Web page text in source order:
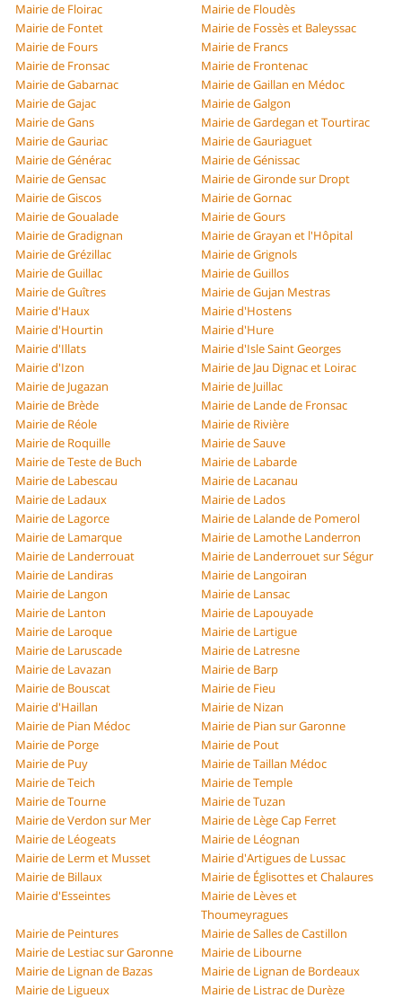
Mairie de Floirac
Mairie de Floudès
Mairie de Fontet
Mairie de Fossès et Baleyssac
Mairie de Fours
Mairie de Francs
Mairie de Fronsac
Mairie de Frontenac
Mairie de Gabarnac
Mairie de Gaillan en Médoc
Mairie de Gajac
Mairie de Galgon
Mairie de Gans
Mairie de Gardegan et Tourtirac
Mairie de Gauriac
Mairie de Gauriaguet
Mairie de Générac
Mairie de Génissac
Mairie de Gensac
Mairie de Gironde sur Dropt
Mairie de Giscos
Mairie de Gornac
Mairie de Goualade
Mairie de Gours
Mairie de Gradignan
Mairie de Grayan et l'Hôpital
Mairie de Grézillac
Mairie de Grignols
Mairie de Guillac
Mairie de Guillos
Mairie de Guîtres
Mairie de Gujan Mestras
Mairie d'Haux
Mairie d'Hostens
Mairie d'Hourtin
Mairie d'Hure
Mairie d'Illats
Mairie d'Isle Saint Georges
Mairie d'Izon
Mairie de Jau Dignac et Loirac
Mairie de Jugazan
Mairie de Juillac
Mairie de Brède
Mairie de Lande de Fronsac
Mairie de Réole
Mairie de Rivière
Mairie de Roquille
Mairie de Sauve
Mairie de Teste de Buch
Mairie de Labarde
Mairie de Labescau
Mairie de Lacanau
Mairie de Ladaux
Mairie de Lados
Mairie de Lagorce
Mairie de Lalande de Pomerol
Mairie de Lamarque
Mairie de Lamothe Landerron
Mairie de Landerrouat
Mairie de Landerrouet sur Ségur
Mairie de Landiras
Mairie de Langoiran
Mairie de Langon
Mairie de Lansac
Mairie de Lanton
Mairie de Lapouyade
Mairie de Laroque
Mairie de Lartigue
Mairie de Laruscade
Mairie de Latresne
Mairie de Lavazan
Mairie de Barp
Mairie de Bouscat
Mairie de Fieu
Mairie d'Haillan
Mairie de Nizan
Mairie de Pian Médoc
Mairie de Pian sur Garonne
Mairie de Porge
Mairie de Pout
Mairie de Puy
Mairie de Taillan Médoc
Mairie de Teich
Mairie de Temple
Mairie de Tourne
Mairie de Tuzan
Mairie de Verdon sur Mer
Mairie de Lège Cap Ferret
Mairie de Léogeats
Mairie de Léognan
Mairie de Lerm et Musset
Mairie d'Artigues de Lussac
Mairie de Billaux
Mairie de Églisottes et Chalaures
Mairie d'Esseintes
Mairie de Lèves et
Thoumeyragues
Mairie de Peintures
Mairie de Salles de Castillon
Mairie de Lestiac sur Garonne
Mairie de Libourne
Mairie de Lignan de Bazas
Mairie de Lignan de Bordeaux
Mairie de Ligueux
Mairie de Listrac de Durèze